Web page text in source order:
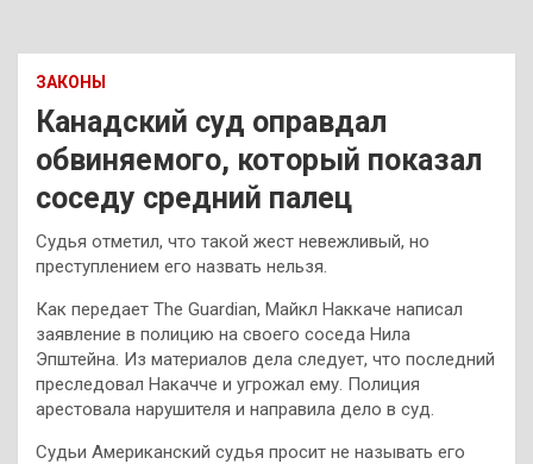
ЗАКОНЫ
Канадский суд оправдал
обвиняемого, который показал
соседу средний палец
Судья отметил, что такой жест невежливый, но
преступлением его назвать нельзя.
Как передает The Guardian, Майкл Наккаче написал
заявление в полицию на своего соседа Нила
Эпштейна. Из материалов дела следует, что последний
преследовал Накачче и угрожал ему. Полиция
арестовала нарушителя и направила дело в суд.
Судьи Американский судья просит не называть его